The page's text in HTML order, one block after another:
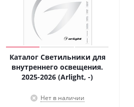
Каталог Светильники для
внутреннего освещения.
2025-2026 (Arlight, -)
Нет в наличии